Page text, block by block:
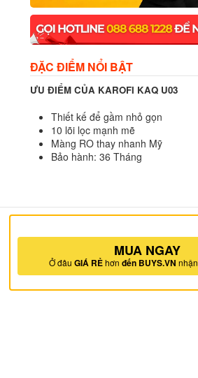
ĐẶC ĐIỂM NỔI BẬT
ƯU ĐIỂM CỦA KAROFI KAQ U03
Thiết kế để gầm nhỏ gọn
10 lõi lọc mạnh mẽ
Màng RO thay nhanh Mỹ
Bảo hành: 36 Tháng
MUA NGAY
Ở đâu GIÁ RẺhơn đến BUYS.VN nhận